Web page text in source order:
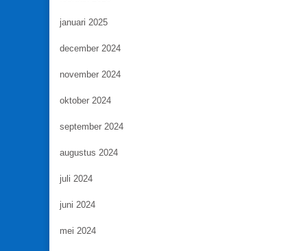
januari 2025
december 2024
november 2024
oktober 2024
september 2024
augustus 2024
juli 2024
juni 2024
mei 2024